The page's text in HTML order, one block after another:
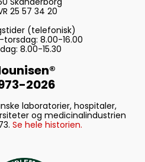
25 57 34 20
(telefonisk)
8.00-16.00
8.00-15.30
2026
laboratorier, hospitaler,
og medicinalindustrien
Se hele historien.